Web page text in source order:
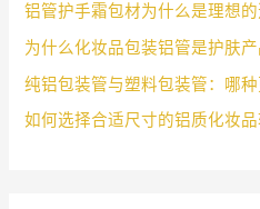
铝管护手霜包材为什么是理想
为什么化妆品包装铝管是护肤
纯铝包装管与塑料包装管：哪种
如何选择合适尺寸的铝质化妆